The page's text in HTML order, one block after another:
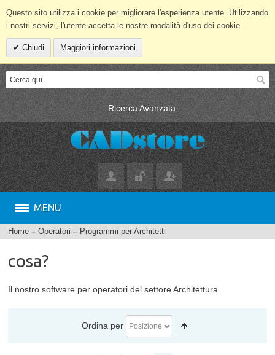
Questo sito utilizza i cookie per migliorare l'esperienza utente. Utilizzando
i nostri servizi, l'utente accetta le nostre modalità d'uso dei cookie.
Chiudi Maggiori informazioni
Ricerca Avanzata
MENU
Home Operatori Programmi per Architetti
cosa?
Il nostro software per operatori del settore Architettura
Ordina per